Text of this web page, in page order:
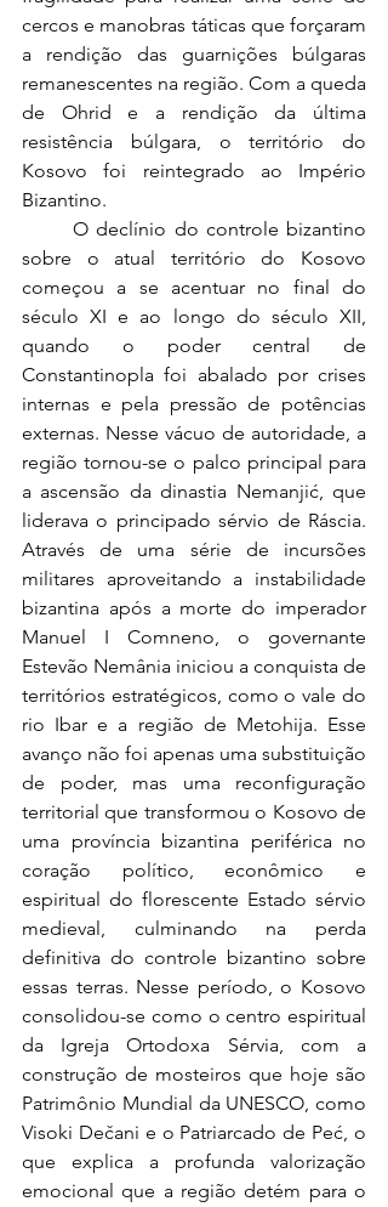
cercos e manobras táticas que forçaram
a rendição das guarnições búlgaras
remanescentes na região. Com a queda
de Ohrid e a rendição da última
resistência búlgara, o território do
Kosovo foi reintegrado ao Império
Bizantino.
	O declínio do controle bizantino
sobre o atual território do Kosovo
começou a se acentuar no final do
século XI e ao longo do século XII,
quando o poder central de
Constantinopla foi abalado por crises
internas e pela pressão de potências
externas. Nesse vácuo de autoridade, a
região tornou-se o palco principal para
a ascensão da dinastia Nemanjić, que
liderava o principado sérvio de Ráscia.
Através de uma série de incursões
militares aproveitando a instabilidade
bizantina após a morte do imperador
Manuel I Comneno, o governante
Estevão Nemânia iniciou a conquista de
territórios estratégicos, como o vale do
rio Ibar e a região de Metohija. Esse
avanço não foi apenas uma substituição
de poder, mas uma reconfiguração
territorial que transformou o Kosovo de
uma província bizantina periférica no
coração político, econômico e
espiritual do florescente Estado sérvio
medieval, culminando na perda
definitiva do controle bizantino sobre
essas terras. Nesse período, o Kosovo
consolidou-se como o centro espiritual
da Igreja Ortodoxa Sérvia, com a
construção de mosteiros que hoje são
Patrimônio Mundial da UNESCO, como
Visoki Dečani e o Patriarcado de Peć, o
que explica a profunda valorização
emocional que a região detém para o